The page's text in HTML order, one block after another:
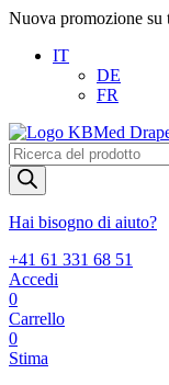
Nuova promozione su
IT
DE
FR
Products
search
Hai bisogno di aiuto?
+41 61 331 68 51
Accedi
0
Carrello
0
Stima